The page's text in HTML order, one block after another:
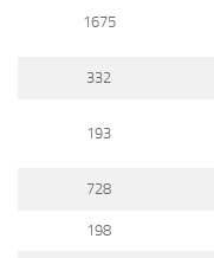
1675
332
193
728
198